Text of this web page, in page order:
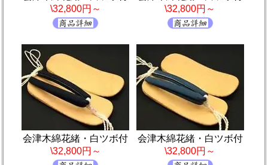
\32,800円～
\32,800円～
会津木綿花緒・白ツボ付
\32,800円～
会津木綿花緒・白ツボ付
\32,800円～